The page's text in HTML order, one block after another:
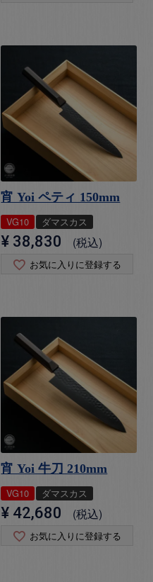
宵 Yoi ペティ 150mm
VG10 ダマスカス
¥ 38,830 税込
お気に入りに登録する
宵 Yoi 牛刀 210mm
VG10 ダマスカス
¥ 42,680 税込
お気に入りに登録する